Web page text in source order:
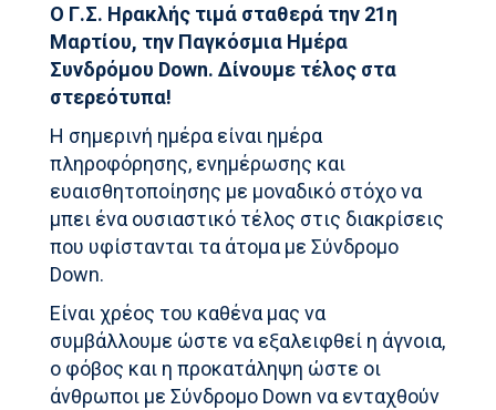
Ο Γ.Σ. Ηρακλής τιμά σταθερά την 21η
Μαρτίου, την Παγκόσμια Ημέρα
Συνδρόμου Down. Δίνουμε τέλος στα
στερεότυπα!
Η σημερινή ημέρα είναι ημέρα
πληροφόρησης, ενημέρωσης και
ευαισθητοποίησης με μοναδικό στόχο να
μπει ένα ουσιαστικό τέλος στις διακρίσεις
που υφίστανται τα άτομα με Σύνδρομο
Down.
Είναι χρέος του καθένα μας να
συμβάλλουμε ώστε να εξαλειφθεί η άγνοια,
ο φόβος και η προκατάληψη ώστε οι
άνθρωποι με Σύνδρομο Down να ενταχθούν